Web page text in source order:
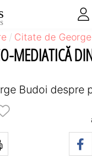
Citate de
MEDIATICĂ
Budoi despre